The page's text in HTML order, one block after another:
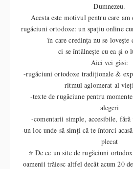
Dumnezeu.
Acesta este motivul pentru care am
rugăciuni ortodoxe: un spațiu online
în care credința nu se lovește
ci se întâlnește cu ea și o
Aici vei găsi:
-rugăciuni ortodoxe tradiționale &
ritmul aglomerat al
-texte de rugăciune pentru
alegeri
-comentarii simple, accesibile,
-un loc unde să simți că te întorci
plecat
⭐ De ce un site de rugăciuni
oamenii trăiesc altfel decât acum 20